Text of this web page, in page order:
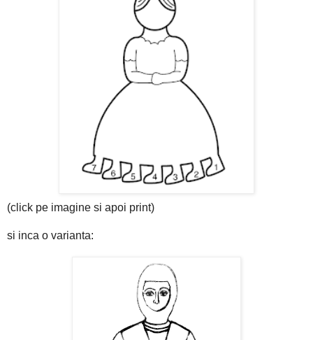
(click pe imagine si apoi print)
si inca o varianta: